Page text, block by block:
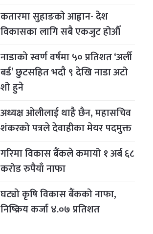
कतारमा सुहाङकाे आह्वान- देश
विकासका लागि सबै एकजुट होऔँ
नाडाको स्वर्ण वर्षमा ५० प्रतिशत ‘अर्ली
बर्ड’ छुटसहित भदौ ९ देखि नाडा अटो
शो हुने
अध्यक्ष ओलीलाई थाहै छैन, महासचिव
शंकरको पत्रले देवाहीका मेयर पदमुक्त
गरिमा विकास बैंकले कमायो १ अर्ब ६८
करोड रुपैयाँ नाफा
घट्यो कृषि विकास बैंकको नाफा,
निष्क्रिय कर्जा ४.०७ प्रतिशत